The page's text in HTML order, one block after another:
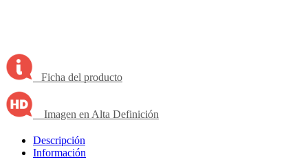
Ficha del producto
Imagen en Alta Definición
Descripción
Información